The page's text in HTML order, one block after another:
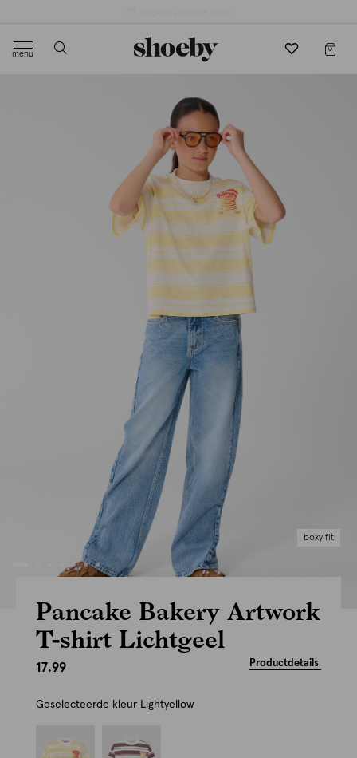
menu
boxy fit
Pancake Bakery Artwork
T-shirt Lichtgeel
17.99 Productdetails
Geselecteerde kleur Lightyellow